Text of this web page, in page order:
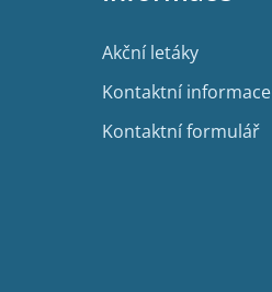
Akční letáky
Kontaktní informace
Kontaktní formulář